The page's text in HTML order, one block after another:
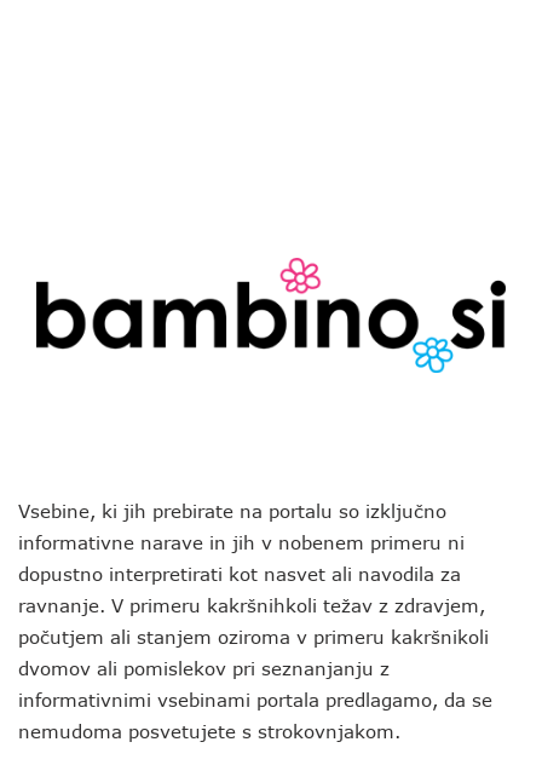
Vsebine, ki jih prebirate na portalu so izključno
informativne narave in jih v nobenem primeru ni
dopustno interpretirati kot nasvet ali navodila za
ravnanje. V primeru kakršnihkoli težav z zdravjem,
počutjem ali stanjem oziroma v primeru kakršnikoli
dvomov ali pomislekov pri seznanjanju z
informativnimi vsebinami portala predlagamo, da se
nemudoma posvetujete s strokovnjakom.